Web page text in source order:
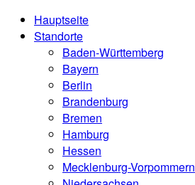
Hauptseite
Standorte
Baden-Württemberg
Bayern
Berlin
Brandenburg
Bremen
Hamburg
Hessen
Mecklenburg-Vorpommern